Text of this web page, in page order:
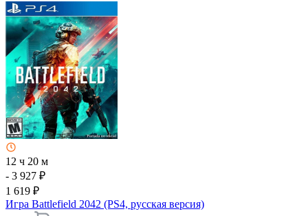
12 ч 20 м
- 3 927 ₽
1 619 ₽
Игра Battlefield 2042 (PS4, русская версия)